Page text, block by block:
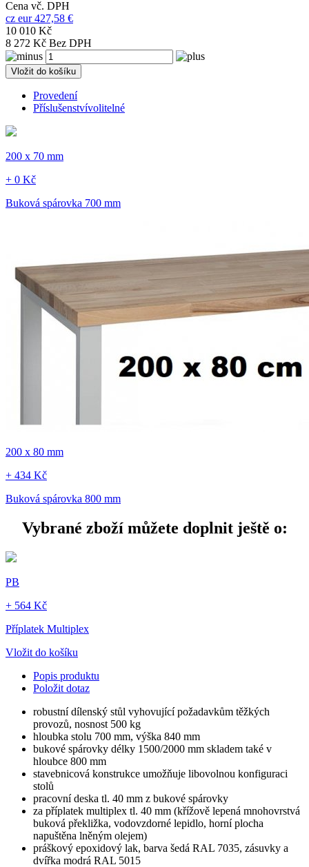
Cena vč. DPH
cz eur427,58 €
10 010 Kč
8 272 Kč Bez DPH
Vložit do košíku
Provedení
Příslušenstvívolitelné
200 x 70 mm
+ 0 Kč
Buková spárovka 700 mm
200 x 80 mm
+ 434 Kč
Buková spárovka 800 mm
Vybrané zboží můžete doplnit ještě o:
PB
+ 564 Kč
Příplatek Multiplex
Vložit do košíku
Popis produktu
Položit dotaz
robustní dílenský stůl vyhovující požadavkům těžkých
provozů, nosnost 500 kg
hloubka stolu 700 mm, výška 840 mm
bukové spárovky délky 1500/2000 mm skladem také v
hloubce 800 mm
stavebnicová konstrukce umožňuje libovolnou konfiguraci
stolů
pracovní deska tl. 40 mm z bukové spárovky
za příplatek multiplex tl. 40 mm (křížově lepená mnohovrstvá
buková překližka, vodovzdorné lepidlo, horní plocha
napuštěna lněným olejem)
práškový epoxidový lak, barva šedá RAL 7035, zásuvky a
dvířka modrá RAL 5015